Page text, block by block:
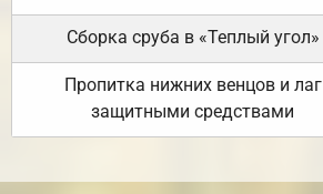
Сборка сруба в «Теплый угол»
Пропитка нижних венцов и лаг
защитными средствами